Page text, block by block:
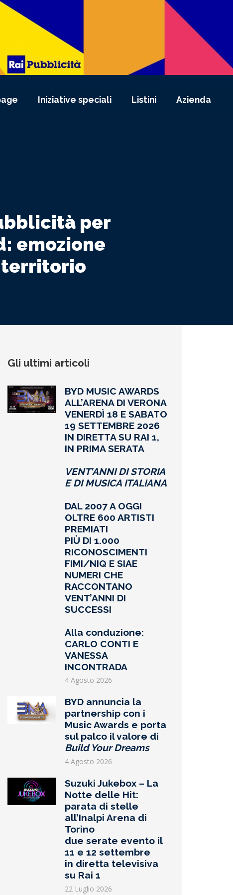
Iniziative speciali Listini Azienda
per
emozione
territorio
Gli ultimi articoli
BYD MUSIC AWARDS
ALL’ARENA DI VERONA
VENERDÌ 18 E SABATO
19 SETTEMBRE 2026
IN DIRETTA SU RAI 1,
IN PRIMA SERATA
VENT’ANNI DI STORIA
E DI MUSICA ITALIANA
DAL 2007 A OGGI
OLTRE 600 ARTISTI
PREMIATI
PIÙ DI 1.000
RICONOSCIMENTI
FIMI/NIQ E SIAE
NUMERI CHE
RACCONTANO
VENT’ANNI DI
SUCCESSI
Alla conduzione:
CARLO CONTI E
VANESSA
INCONTRADA
4 Agosto 2026
BYD annuncia la
partnership con i
Music Awards e porta
sul palco il valore di
Build Your Dreams
4 Agosto 2026
Suzuki Jukebox – La
Notte delle Hit:
parata di stelle
all’Inalpi Arena di
Torino
due serate evento il
11 e 12 settembre
in diretta televisiva
su Rai 1
22 Luglio 2026